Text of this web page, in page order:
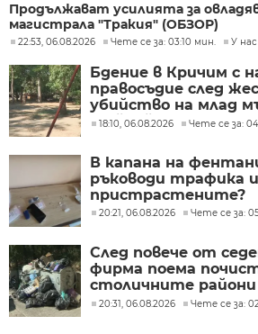
Продължават усилията за
магистрала "Тракия" (ОБЗОР)
22:53, 06.08.2026 Чете се за: 03:10 мин. У нас
Бдение в Кричим с
правосъдие след
убийство на млад
тийнейджъри
18:10, 06.08.2026 Чете се за:
В капана на
ръководи трафика
пристрастените?
20:21, 06.08.2026 Чете се за:
След повече от
фирма поема
столичните
"Подуяне" и "Изгрев"
20:31, 06.08.2026 Чете се за: